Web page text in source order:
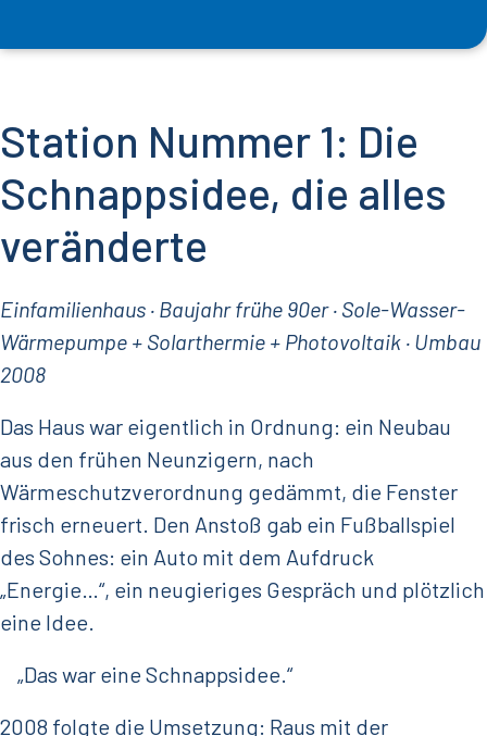
Station Nummer 1: Die
Schnappsidee, die alles
veränderte
Einfamilienhaus · Baujahr frühe 90er · Sole-Wasser-
Wärmepumpe + Solarthermie + Photovoltaik · Umbau
2008
Das Haus war eigentlich in Ordnung: ein Neubau
aus den frühen Neunzigern, nach
Wärmeschutzverordnung gedämmt, die Fenster
frisch erneuert. Den Anstoß gab ein Fußballspiel
des Sohnes: ein Auto mit dem Aufdruck
„Energie…“, ein neugieriges Gespräch und plötzlich
eine Idee.
„Das war eine Schnappsidee.“
2008 folgte die Umsetzung: Raus mit der